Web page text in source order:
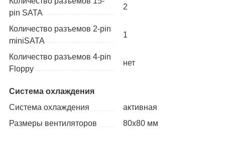
pin SATA
2
Количество разъемов 2-pin
miniSATA
1
Количество разъемов 4-pin
Floppy
нет
Система охлаждения
Система охлаждения
активная
Размеры вентиляторов
80x80 мм